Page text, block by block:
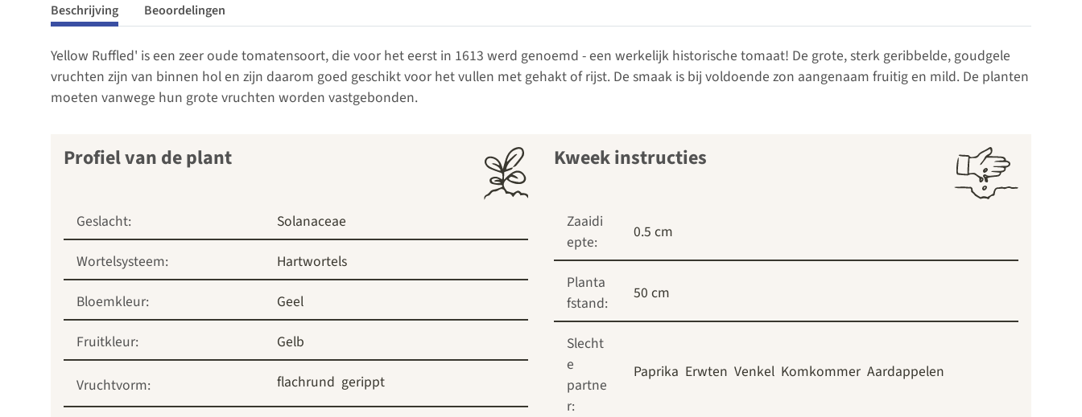
Beschrijving Beoordelingen
Yellow Ruffled' is een zeer oude tomatensoort, die voor het eerst in 1613 werd genoemd - een werkelijk historische tomaat! De grote, sterk geribbelde, goudgele
vruchten zijn van binnen hol en zijn daarom goed geschikt voor het vullen met gehakt of rijst. De smaak is bij voldoende zon aangenaam fruitig en mild. De planten
moeten vanwege hun grote vruchten worden vastgebonden.
Profiel van de plant
Geslacht:
Solanaceae
Wortelsysteem:
Hartwortels
Bloemkleur:
Geel
Fruitkleur:
Gelb
Vruchtvorm: flachrund gerippt
Kweek instructies
Zaaidi
epte:
0.5 cm
Planta
fstand:
50 cm
Slecht
e
partne
r:
Paprika Erwten Venkel Komkommer Aardappelen